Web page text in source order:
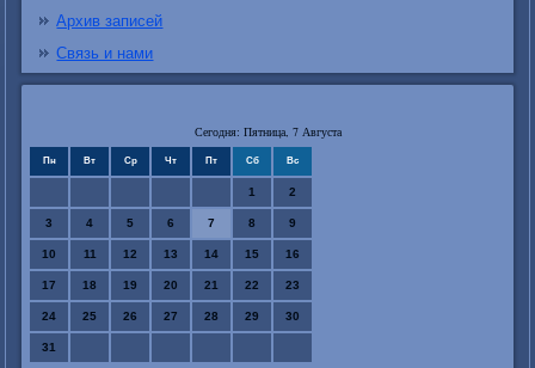
Архив записей
Связь и нами
Сегодня: Пятница, 7 Августа
Пн Вт Ср Чт Пт Сб Вс
1 2
3 4 5 6 7 8 9
10 11 12 13 14 15 16
17 18 19 20 21 22 23
24 25 26 27 28 29 30
31